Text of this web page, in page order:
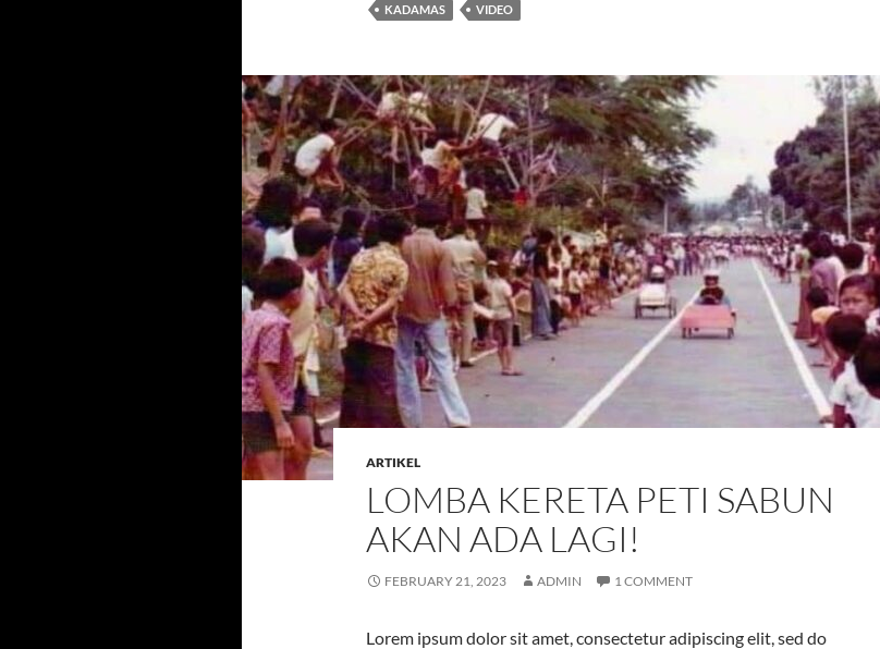
KADAMAS VIDEO
ARTIKEL
LOMBA KERETA PETI SABUN
AKAN ADA LAGI!
FEBRUARY 21, 2023 ADMIN 1 COMMENT
Lorem ipsum dolor sit amet, consectetur adipiscing elit, sed do